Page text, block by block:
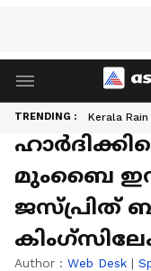
TRENDING : Kerala Rain
മുംബൈ
ജസ്പ്രിത്
Author : Web Desk |